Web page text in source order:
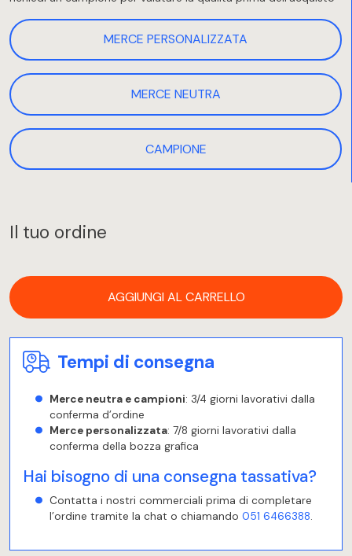
MERCE PERSONALIZZATA
MERCE NEUTRA
CAMPIONE
Il tuo ordine
AGGIUNGI AL CARRELLO
Tempi di consegna
Merce neutra e campioni: 3/4 giorni lavorativi dalla
conferma d’ordine
Merce personalizzata: 7/8 giorni lavorativi dalla
conferma della bozza grafica
Hai bisogno di una consegna tassativa?
Contatta i nostri commerciali prima di completare
l’ordine tramite la chat o chiamando 051 6466388.